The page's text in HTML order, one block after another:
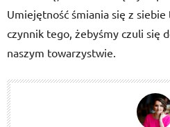
Umiejętność śmiania się z
czynnik tego, żebyśmy czuli się
naszym towarzystwie.